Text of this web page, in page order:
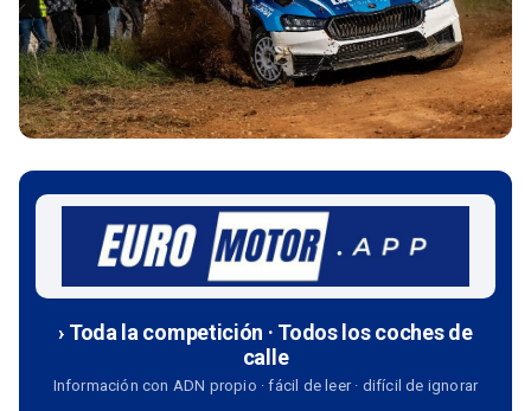
› Toda la competición · Todos los coches de
calle
Información con ADN propio · fácil de leer · difícil de ignorar